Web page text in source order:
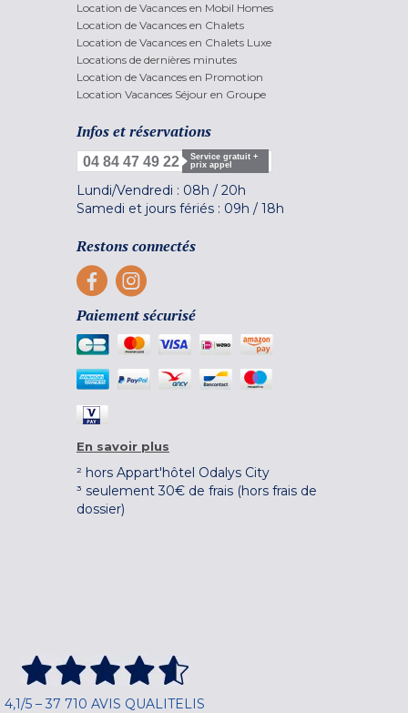
Location de Vacances en Mobil Homes
Location de Vacances en Chalets
Location de Vacances en Chalets Luxe
Locations de dernières minutes
Location de Vacances en Promotion
Location Vacances Séjour en Groupe
Infos et réservations
04 84 47 49 22
Service gratuit +
prix appel
Lundi/Vendredi : 08h / 20h
Samedi et jours fériés : 09h / 18h
Restons connectés
Paiement sécurisé
En savoir plus
² hors Appart'hôtel Odalys City
³ seulement 30€ de frais (hors frais de
dossier)
4,1/5 – 37 710 AVIS QUALITELIS